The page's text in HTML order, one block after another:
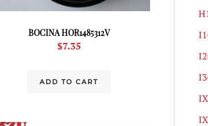
BOCINA HOR1485312V
$7.35
ADD TO CART